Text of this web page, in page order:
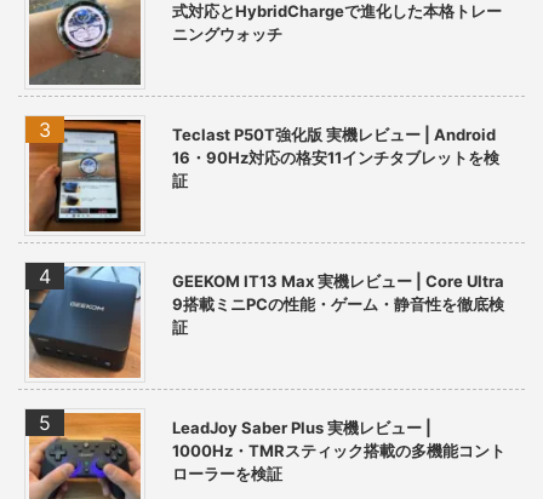
式対応とHybridChargeで進化した本格トレー
ニングウォッチ
Teclast P50T強化版 実機レビュー | Android
16・90Hz対応の格安11インチタブレットを検
証
GEEKOM IT13 Max 実機レビュー | Core Ultra
9搭載ミニPCの性能・ゲーム・静音性を徹底検
証
LeadJoy Saber Plus 実機レビュー |
1000Hz・TMRスティック搭載の多機能コント
ローラーを検証